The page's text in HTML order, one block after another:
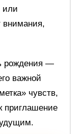
или
внимания,
рождения —
важной
чувств,
приглашение